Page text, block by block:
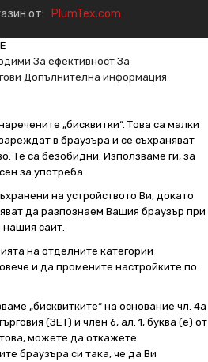
от: PlumTex.com
За ефективност За
Допълнителна информация
„бисквитки“. Това са малки
в браузъра и се съхраняват
Те са безобидни. Използваме ги, за
за употреба.
на устройството Ви, докато
да разпознаем Вашия браузър при
сайт.
на отделните категории
и да промените настройките по
„бисквитките“ на основание чл. 4а
(ЗЕТ) и член 6, ал. 1, буква (е) от
това, можете да откажете
браузъра си така, че да Ви